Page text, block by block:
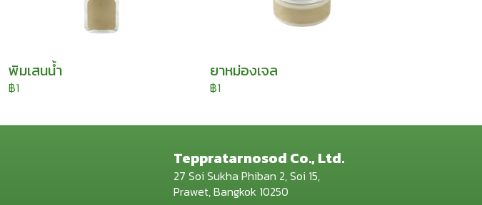
พิมเสนน้ำ
฿1
ยาหม่องเจล
฿1
Teppratarnosod Co., Ltd.
27 Soi Sukha Phiban 2, Soi 15,
Prawet, Bangkok 10250